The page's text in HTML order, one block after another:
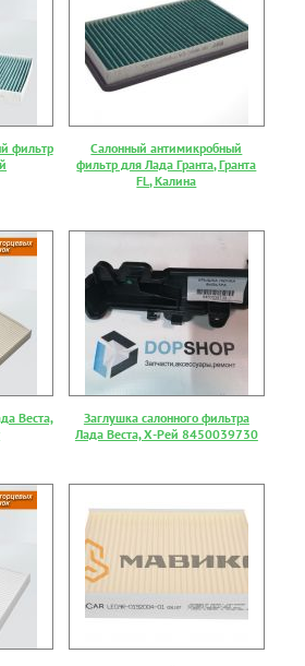
фильтр
Салонный антимикробный
фильтр для Лада Гранта, Гранта
FL, Калина
Веста,
Заглушка салонного фильтра
Лада Веста, Х-Рей 8450039730